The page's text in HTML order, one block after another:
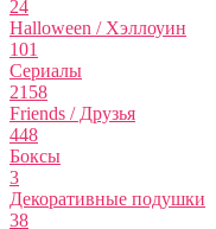
24
Halloween / Хэллоуин
101
Сериалы
2158
Friends / Друзья
448
Боксы
3
Декоративные подушки
38